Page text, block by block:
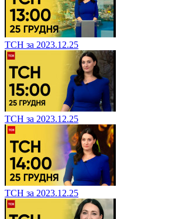
ТСН за 2023.12.25
ТСН за 2023.12.25
ТСН за 2023.12.25